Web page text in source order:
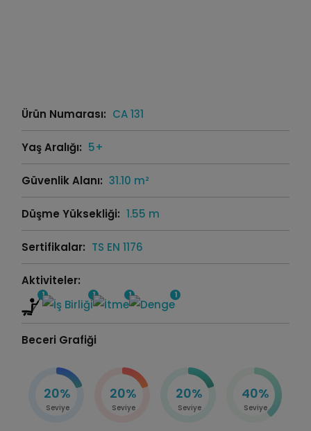
Ürün Numarası: CA 131
Yaş Aralığı: 5+
Güvenlik Alanı: 31.10 m²
Düşme Yüksekliği: 1.55 m
Sertifikalar: TS EN 1176
Aktiviteler:
1 1 1 1
Beceri Grafiği
20%
Seviye
20%
Seviye
20%
Seviye
40%
Seviye